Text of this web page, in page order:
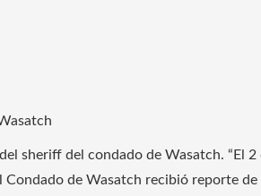
sheriff del condado de Wasatch. “El 2
de Wasatch recibió reporte